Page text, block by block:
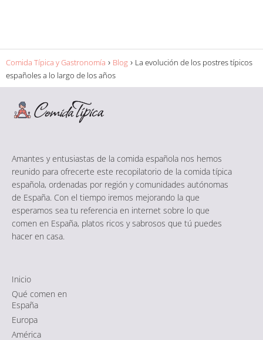
Comida Típica y Gastronomía Blog
La evolución de los postres típicos
españoles a lo largo de los años
Amantes y entusiastas de la comida española nos hemos
reunido para ofrecerte este recopilatorio de la comida típica
española, ordenadas por región y comunidades autónomas
de España. Con el tiempo iremos mejorando la que
esperamos sea tu referencia en internet sobre lo que
comen en España, platos ricos y sabrosos que tú puedes
hacer en casa.
Inicio
Qué comen en
España
Europa
América